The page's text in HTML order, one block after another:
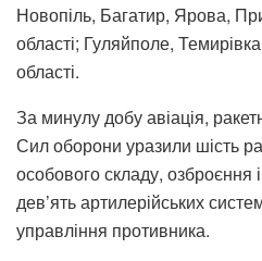
Новопіль, Багатир, Ярова,
області; Гуляйполе,
області.
За минулу добу авіація,
Сил оборони уразили шість
особового складу, озброєння і
дев’ять артилерійських
управління противника.